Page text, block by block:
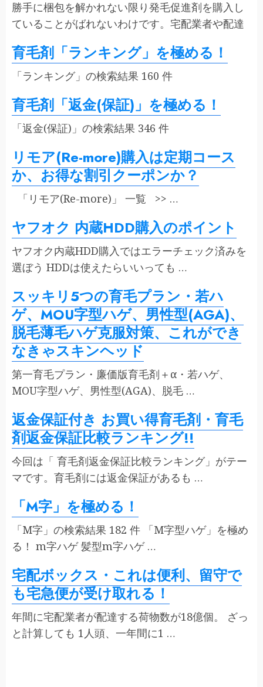
勝手に梱包を解かれない限り発毛促進剤を購入し
ていることがばれないわけです。宅配業者や配達
育毛剤「ランキング」を極める！
「ランキング」の検索結果 160 件
育毛剤「返金(保証)」を極める！
「返金(保証)」の検索結果 346 件
リモア(Re-more)購入は定期コース
か、お得な割引クーポンか？
「リモア(Re-more)」 一覧 >> …
ヤフオク 内蔵HDD購入のポイント
ヤフオク内蔵HDD購入ではエラーチェック済みを
選ぼう HDDは使えたらいいっても …
スッキリ5つの育毛プラン・若ハ
ゲ、MOU字型ハゲ、男性型(AGA)、
脱毛薄毛ハゲ克服対策、これができ
なきゃスキンヘッド
第一育毛プラン・廉価版育毛剤＋α・若ハゲ、
MOU字型ハゲ、男性型(AGA)、脱毛 …
返金保証付き お買い得育毛剤・育毛
剤返金保証比較ランキング!!
今回は「 育毛剤返金保証比較ランキング」がテー
マです。育毛剤には返金保証があるも …
「M字」を極める！
「M字」の検索結果 182 件 「M字型ハゲ」を極め
る！ m字ハゲ 髪型m字ハゲ …
宅配ボックス・これは便利、留守で
も宅急便が受け取れる！
年間に宅配業者が配達する荷物数が18億個。 ざっ
と計算しても 1人頭、一年間に1 …